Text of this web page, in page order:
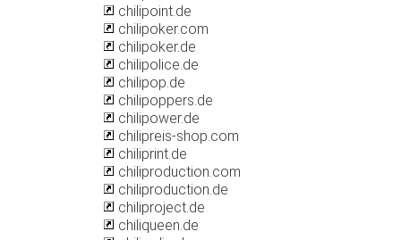
chilipoint.de
chilipoker.com
chilipoker.de
chilipolice.de
chilipop.de
chilipoppers.de
chilipower.de
chilipreis-shop.com
chiliprint.de
chiliproduction.com
chiliproduction.de
chiliproject.de
chiliqueen.de